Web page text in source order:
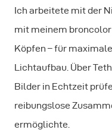
Ich arbeitete mit der
mit meinem
Köpfen – für
Lichtaufbau. Über
Bilder in Echtzeit
reibungslose
ermöglichte.